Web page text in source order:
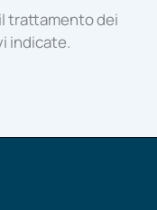
trattamento dei
indicate.